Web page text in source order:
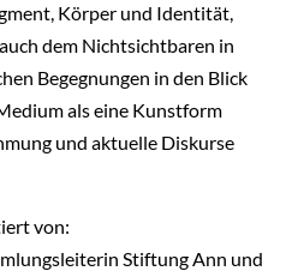
Körper und Identität,
dem Nichtsichtbaren in
Begegnungen in den Blick
als eine Kunstform
und aktuelle Diskurse
von:
Stiftung Ann und